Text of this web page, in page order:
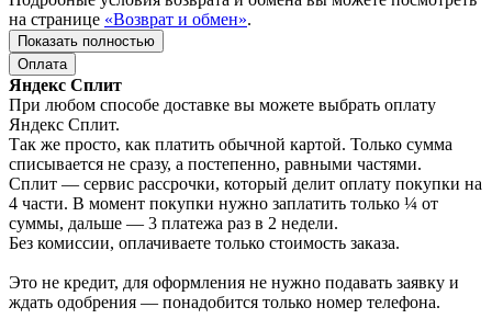
на странице «Возврат и обмен».
Показать полностью
Оплата
Яндекс Сплит
При любом способе доставке вы можете выбрать оплату
Яндекс Сплит.
Так же просто, как платить обычной картой. Только сумма
списывается не сразу, а постепенно, равными частями.
Сплит — сервис рассрочки, который делит оплату покупки на
4 части. В момент покупки нужно заплатить только ¼ от
суммы, дальше — 3 платежа раз в 2 недели.
Без комиссии, оплачиваете только стоимость заказа.
Это не кредит, для оформления не нужно подавать заявку и
ждать одобрения — понадобится только номер телефона.